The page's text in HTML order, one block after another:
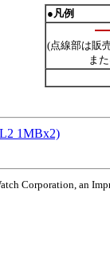
●凡例
(点線部は販
ま
1MBx2)
Corporation, an